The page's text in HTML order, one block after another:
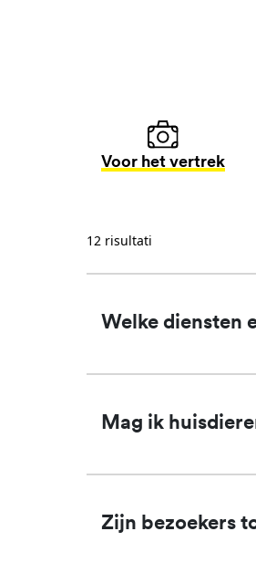
Voor het vertrek
12 risultati
Welke diensten
Mag ik
Zijn bezoekers